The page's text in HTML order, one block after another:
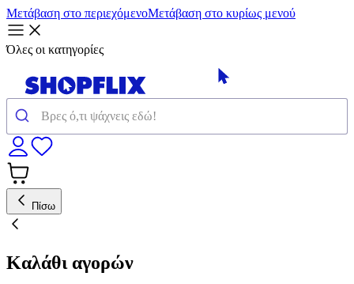
Μετάβαση στο περιεχόμενοΜετάβαση στο κυρίως μενού
Όλες οι κατηγορίες
Πίσω
Καλάθι αγορών